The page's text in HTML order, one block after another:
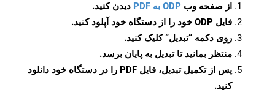
از صفحه وب ODP به PDF
دیدن کنید.
فایل ODP خود را از دستگاه خود آپلود کنید.
روی دکمه “تبدیل”کلیک کنید.
منتظر بمانید تا تبدیل به پایان برسد.
پس از تکمیل تبدیل، فایل PDF را در دستگاه خود دانلود
کنید.